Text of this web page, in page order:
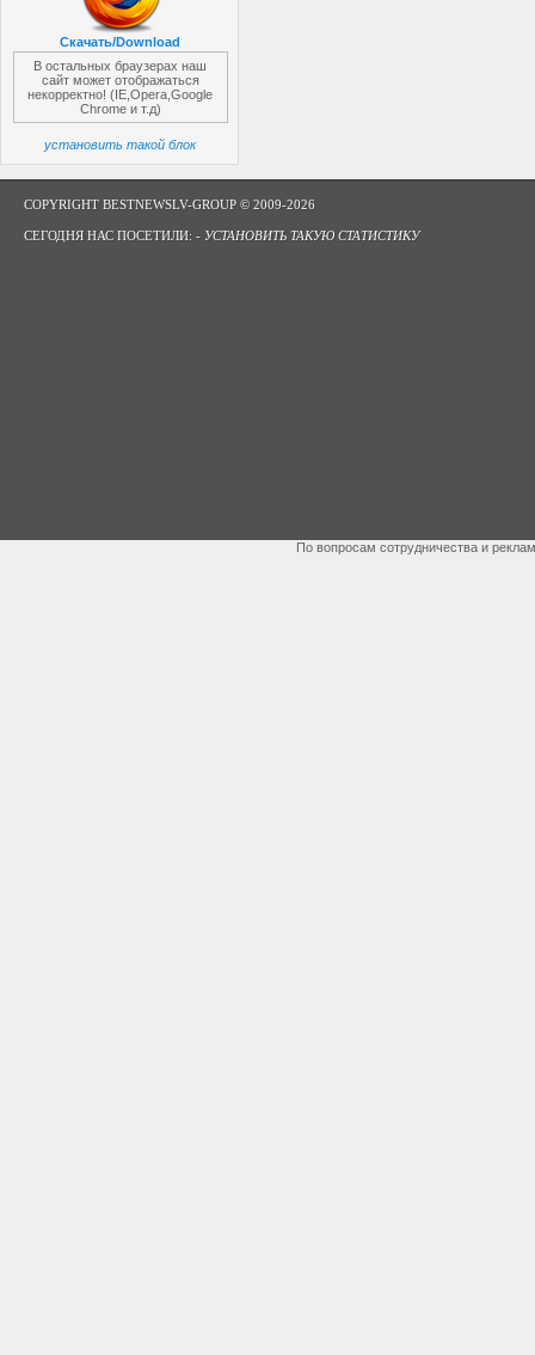
Скачать/Download
В остальных браузерах наш
сайт может отображаться
некорректно! (IE,Opera,Google
Chrome и т.д)
установить такой блок
COPYRIGHT BESTNEWSLV-GROUP © 2009-2026
СЕГОДНЯ НАС ПОСЕТИЛИ: - УСТАНОВИТЬ ТАКУЮ СТАТИСТИКУ
По вопросам сотрудничества и